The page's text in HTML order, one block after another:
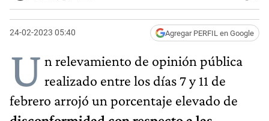
24-02-2023 05:40 Agregar PERFIL en Google
U n relevamiento de opinión pública
realizado entre los días 7 y 11 de
febrero arrojó un porcentaje elevado de